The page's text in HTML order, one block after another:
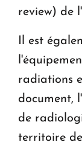
review) de
Il est
radiations
document,
de
territoire